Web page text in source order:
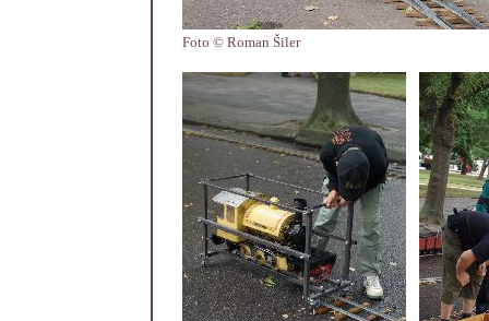
Foto © Roman Šiler